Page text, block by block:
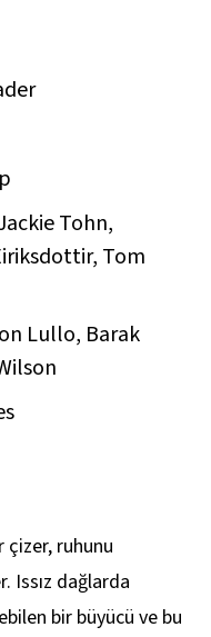
Tohn,
Tom
Lullo, Barak
çizer, ruhunu
Issız dağlarda
bir büyücü ve bu